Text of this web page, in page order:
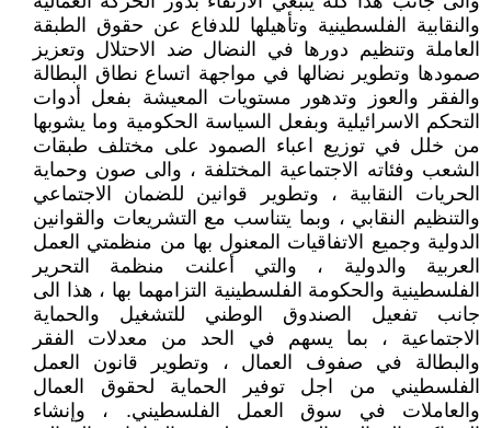
والنقابية الفلسطينية وتأهيلها للدفاع عن حقوق الطبقة
العاملة وتنظيم دورها في النضال ضد الاحتلال وتعزيز
صمودها وتطوير نضالها في مواجهة اتساع نطاق البطالة
والفقر والعوز وتدهور مستويات المعيشة بفعل أدوات
التحكم الاسرائيلية وبفعل السياسة الحكومية وما يشوبها
من خلل في توزيع اعباء الصمود على مختلف طبقات
الشعب وفئاته الاجتماعية المختلفة ، والى صون وحماية
الحريات النقابية ، وتطوير قوانين للضمان الاجتماعي
والتنظيم النقابي ، وبما يتناسب مع التشريعات والقوانين
الدولية وجميع الاتفاقيات المعنول بها من منظمتي العمل
العربية والدولية ، والتي أعلنت منظمة التحرير
الفلسطينية والحكومة الفلسطينية التزامهما بها ، هذا الى
جانب تفعيل الصندوق الوطني للتشغيل والحماية
الاجتماعية ، بما يسهم في الحد من معدلات الفقر
والبطالة في صفوف العمال ، وتطوير قانون العمل
الفلسطيني من اجل توفير الحماية لحقوق العمال
والعاملات في سوق العمل الفلسطيني. ، وإنشاء